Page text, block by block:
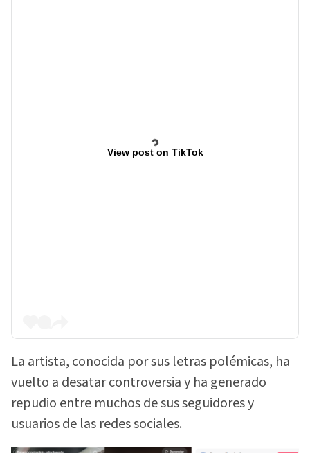
View post on TikTok
La artista, conocida por sus letras polémicas, ha
vuelto a desatar controversia y ha generado
repudio entre muchos de sus seguidores y
usuarios de las redes sociales.